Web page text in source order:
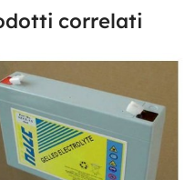
correlati